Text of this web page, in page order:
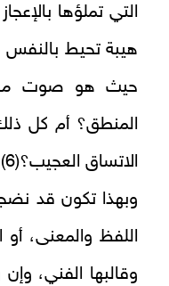
التي تملؤها
هيبة تحيط بالنفس
حيث هو صوت
المنطق؟ أم كل
الاتساق العجيب؟(6)".
وبهذا تكون قد
اللفظ والمعنى،
وقالبها الفني،